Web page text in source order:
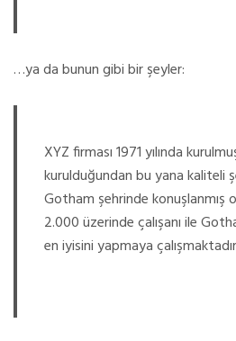
…ya da bunun gibi bir şeyler:
XYZ firması 1971 yılında
kurulduğundan bu yana kaliteli
Gotham şehrinde konuşlanmış
2.000 üzerinde çalışanı ile
en iyisini yapmaya